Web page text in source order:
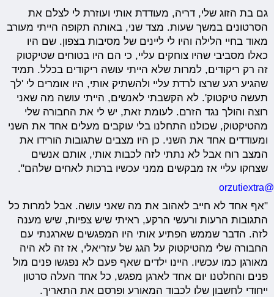
גם בת הזוג שלי, דריה, מעודדת אותי ועוזרת לי לצלם את
הסרטונים במשך שעות. מצד שני, באותה תקופה הייתי מעורב
מאוד בחיי הלילה והיו לי ליינים של מסיבות בצפון. שם היו
כאלו מסביבי שהיו צוחקים עליי, כי הם היו בטוחים שטיקטוק
זה רק ריקודים, למרות שלא הייתי עושה ריקודים בכלל. תמיד
שהגיע רגע שרצו לרדת עליי ולהשתיק אותי, היו אומרים לי 'לך
תעשה טיקטוק'. לא הקשבתי לאנשים, הייתי עושה מה שאני
רוצה והולך נגד הזרם. לעומת זאת, יש לי את החבורה שלי
מהטיקטוק, שכולנו התחלנו בלי עוקבים מעלים אחד את השני
ומעודדים אחד את השני. כן היו מצבים שתגובות הורידו את
המצב רוח אבל לא נתתי לזה לכבות אותי, אותם אנשים
שצחקו עליי אז מבקשים ממני עכשיו ברכות לאחים שלהם".
@orzutiextra
"אף אחד לא חייב לאהוב את מה שאני עושה. אבל למרות כל
התגובות הרעות ורעשי הרקע, ראיתי שיש צפיות, שיש מענה
לזה. הדבר שממש הפתיע אותי היו המפגשים שארגנתי עם
החבורה שלי מהטיקטוק על הגג של עזריאלי, אז זה לא היה
מאורגן כמו עכשיו. היינו ילדים שאף פעם לא נפגשו פנים מול
פנים והחלטנו יום אחד לארגן מפגש, כל אחד העלה סרטון
ייחודי לחשבון שלו לכבוד המאורע ופרסם את התאריך.